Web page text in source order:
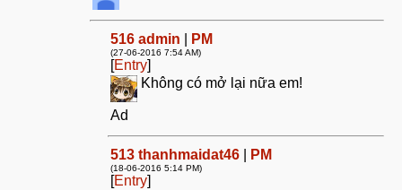
516 admin PM
(27-06-2016 7:54 AM)
[Entry]
Không có mở lại nữa em!
Ad
513 thanhmaidat46 PM
(18-06-2016 5:14 PM)
[Entry]